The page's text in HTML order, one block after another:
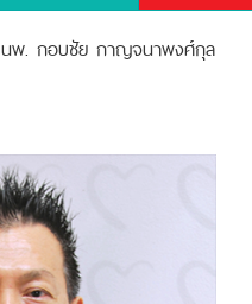
นพ. กอบชัย กาญจนาพงศ์กุล